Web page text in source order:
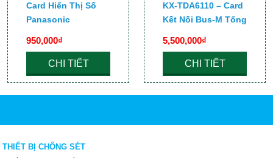
Card Hiển Thị Số
Panasonic
950,000₫
CHI TIẾT
KX-TDA6110 – Card
Kết Nối Bus-M Tổng
5,500,000₫
CHI TIẾT
THIẾT BỊ CHỐNG SÉT